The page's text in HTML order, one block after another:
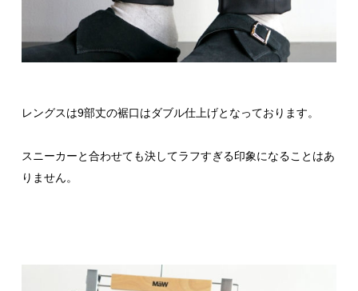
レングスは9部丈の裾口はダブル仕上げとなっております。
スニーカーと合わせても決してラフすぎる印象になることはあ
りません。